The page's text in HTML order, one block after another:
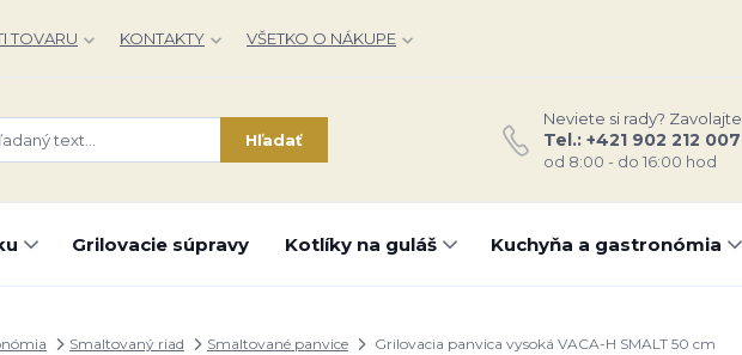
TOVARU KONTAKTY VŠETKO O NÁKUPE
Hľadať
Neviete si rady? Zavolajte.
Tel.: +421 902 212 007
od 8:00 - do 16:00 hod
Grilovacie súpravy Kotlíky na guláš Kuchyňa a gastronómia
Smaltovaný riad Smaltované panvice Grilovacia panvica vysoká VACA-H SMALT 50 cm